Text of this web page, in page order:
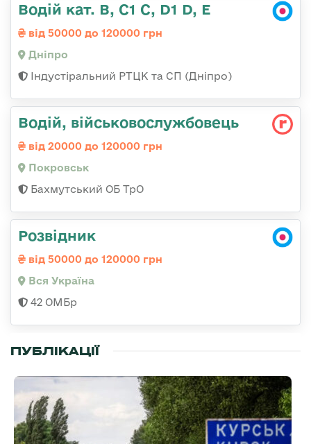
Водій кат. В, С1 С, D1 D, E
від 50000 до 120000 грн
Дніпро
Індустіральний РТЦК та СП (Дніпро)
Водій, військовослужбовець
від 20000 до 120000 грн
Покровськ
Бахмутський ОБ ТрО
Розвідник
від 50000 до 120000 грн
Вся Україна
42 ОМБр
ПУБЛІКАЦІЇ